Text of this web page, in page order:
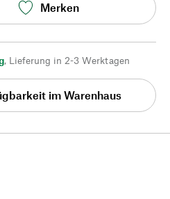
Merken
, Lieferung in 2-3 Werktagen
im Warenhaus